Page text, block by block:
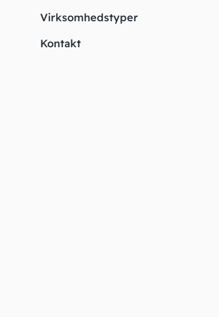
Virksomhedstyper
Kontakt